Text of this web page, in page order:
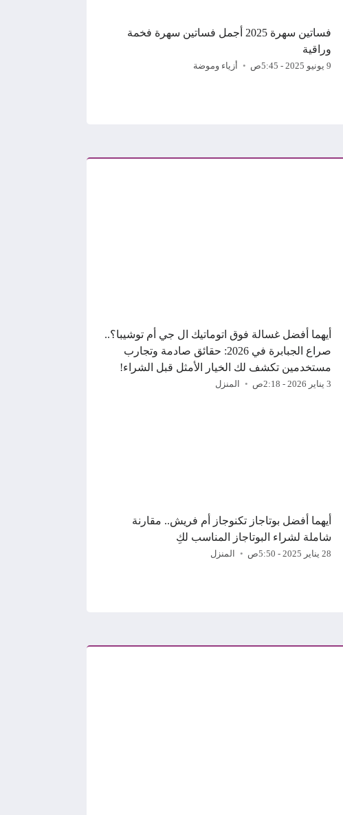
فساتين سهرة 2025 أجمل فساتين سهرة فخمة
وراقية
9 يونيو 2025 - 5:45ص أزياء وموضة
أيهما أفضل غسالة فوق اتوماتيك ال جي أم توشيبا؟..
صراع الجبابرة في 2026: حقائق صادمة وتجارب
مستخدمين تكشف لك الخيار الأمثل قبل الشراء!
3 يناير 2026 - 2:18ص المنزل
أيهما أفضل بوتاجاز تكنوجاز أم فريش.. مقارنة
شاملة لشراء البوتاجاز المناسب لكِ
28 يناير 2025 - 5:50ص المنزل